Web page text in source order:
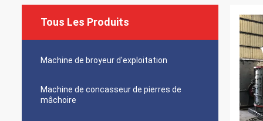
Tous Les Produits
Machine de broyeur d'exploitation
Machine de concasseur de pierres de
mâchoire